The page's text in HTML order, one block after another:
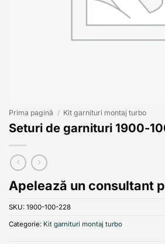
Prima pagină / Kit garnituri montaj turbo
Seturi de garnituri 1900-
Apelează un consultant
SKU: 1900-100-228
Categorie: Kit garnituri montaj turbo